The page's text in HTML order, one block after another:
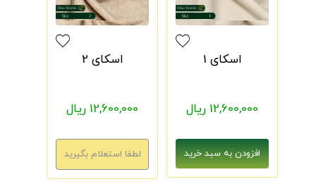
اسکای 1
12,600,000 ریال
اسکای 2
12,600,000 ریال